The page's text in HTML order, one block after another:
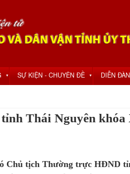
▼ SỰ KIỆN - CHUYÊN ĐỀ ▼ DIỄN ĐÀN
Thái Nguyên
Chủ tịch Thường trực HĐND